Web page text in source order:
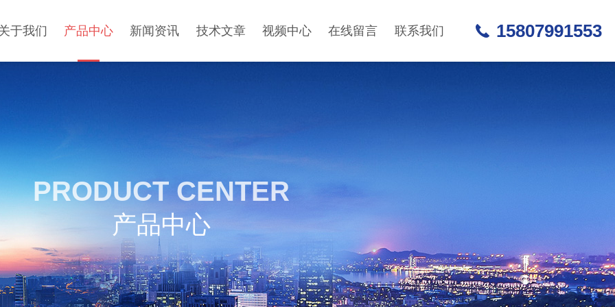
于我们 产品中心 新闻资讯 技术文章 视频中心 在线留言 联系我们 15807991553
PRODUCT CENTER
产品中心